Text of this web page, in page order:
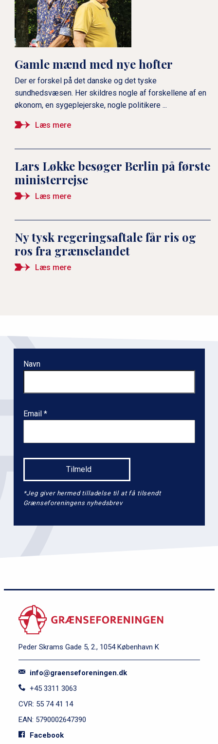
Gamle mænd med nye hofter
Der er forskel på det danske og det tyske
sundhedsvæsen. Her skildres nogle af forskellene af en
økonom, en sygeplejerske, nogle politikere ...
Læs mere
Lars Løkke besøger Berlin på første
ministerrejse
Læs mere
Ny tysk regeringsaftale får ris og
ros fra grænselandet
Læs mere
Navn
Email
*Jeg giver hermed tilladelse til at få tilsendt
Grænseforeningens nyhedsbrev
Peder Skrams Gade 5, 2., 1054 København K
info@graenseforeningen.dk
+45 3311 3063
CVR: 55 74 41 14
EAN: 5790002647390
Facebook